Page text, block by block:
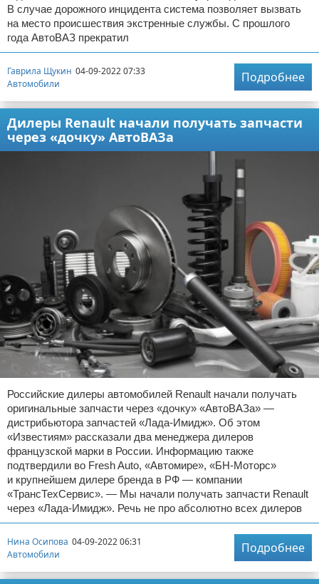
В случае дорожного инцидента система позволяет вызвать
на место происшествия экстренные службы. С прошлого
года АвтоВАЗ прекратил
Гаврила Щукин 04-09-2022 07:33
Автомобили
Подробнее
Дилеры Renault начали получать запчасти
через «дочку» АвтоВАЗа
Российские дилеры автомобилей Renault начали получать
оригинальные запчасти через «дочку» «АвтоВАЗа» —
дистрибьютора запчастей «Лада-Имидж». Об этом
«Известиям» рассказали два менеджера дилеров
французской марки в России. Информацию также
подтвердили во Fresh Auto, «Автомире», «БН-Моторс»
и крупнейшем дилере бренда в РФ — компании
«ТрансТехСервис». — Мы начали получать запчасти Renault
через «Лада-Имидж». Речь не про абсолютно всех дилеров
Нина Осипова 04-09-2022 06:31
Автомобили
Подробнее